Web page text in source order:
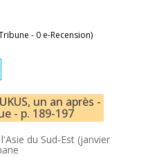
- 0 e-Recension)
un an après -
- p. 189-197
du Sud-Est (janvier